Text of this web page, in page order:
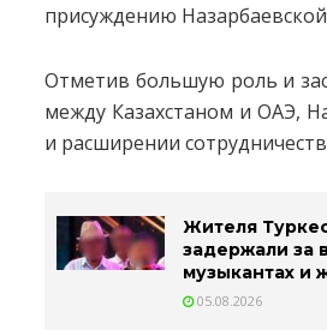
присуждению
Отметив большую роль и
между Казахстаном и ОАЭ,
и расширении
Жителя
задержали за
музыкантах и
05.08.2026